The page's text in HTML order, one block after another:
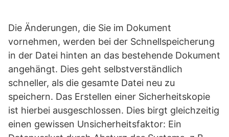
Die Änderungen, die Sie im Dokument
vornehmen, werden bei der Schnellspeicherung
in der Datei hinten an das bestehende Dokument
angehängt. Dies geht selbstverständlich
schneller, als die gesamte Datei neu zu
speichern. Das Erstellen einer Sicherheitskopie
ist hierbei ausgeschlossen. Dies birgt gleichzeitig
einen gewissen Unsicherheitsfaktor: Ein